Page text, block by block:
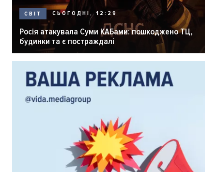
СВІТ СЬОГОДНІ, 12:29
Росія атакувала Суми КАБами: пошкоджено ТЦ,
будинки та є постраждалі